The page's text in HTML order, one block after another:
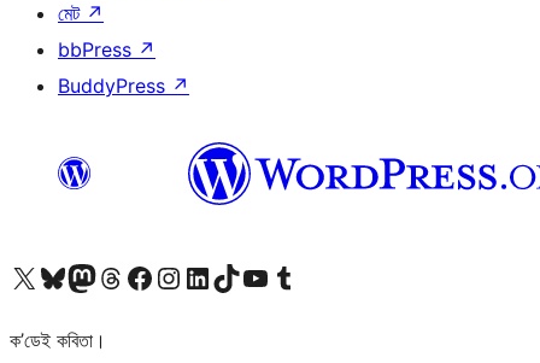
মেট ↗
bbPress ↗
BuddyPress ↗
আমাৰ X (আগৰ Twitter) একাউণ্টলৈ যাওকআমাৰ Bluesky একাউণ্টলৈ যাওকআমাৰ Mastodon একাউণ্টলৈ যাওকআমাৰ Threads একাউণ্টলৈ যাওকআমাৰ Facebook পৃষ্ঠালৈ যাওকআমাৰ Instagram একাউণ্টলৈ যাওকআমাৰ LinkedIn একাউণ্টলৈ যাওকআমাৰ TikTok একাউণ্টলৈ যাওকআমাৰ YouTube চেনেললৈ যাওকআমাৰ Tumblr একাউণ্টলৈ যাওক
ক’ডেই কবিতা।